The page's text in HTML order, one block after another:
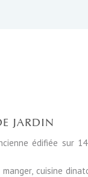
JARDIN
édifiée sur
cuisine